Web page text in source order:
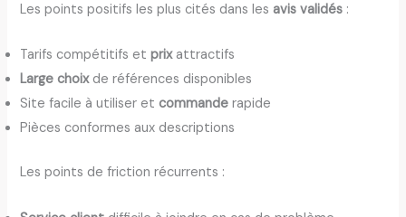
Les points positifs les plus cités dans les avis validés :
Tarifs compétitifs etprixattractifs
Large choixde références disponibles
Site facile à utiliser etcommande rapide
Pièces conformes aux descriptions
Les points de friction récurrents :